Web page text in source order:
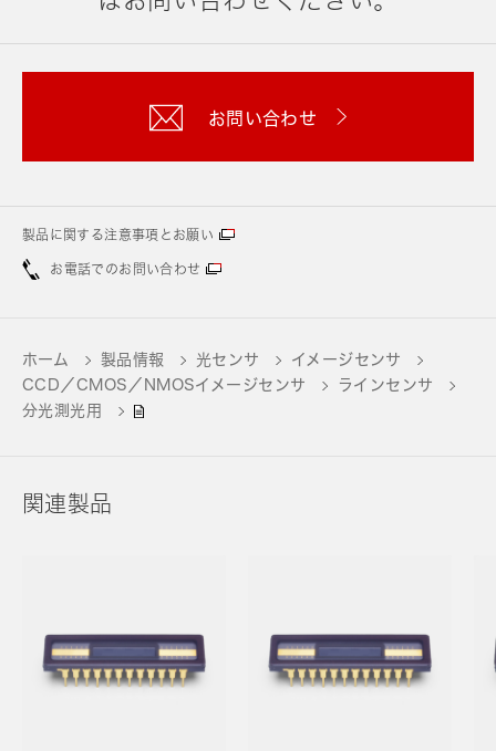
お問い合わせ
製品に関する注意事項とお願い
お電話でのお問い合わせ
ホーム 製品情報 光センサ
イメージセンサ
CCD／CMOS／NMOSイメージセンサ
ラインセンサ
分光測光用
関連製品